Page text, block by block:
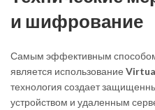
и шифрование
Самым эффективным способом
является использование
технология создает
устройством и удаленным